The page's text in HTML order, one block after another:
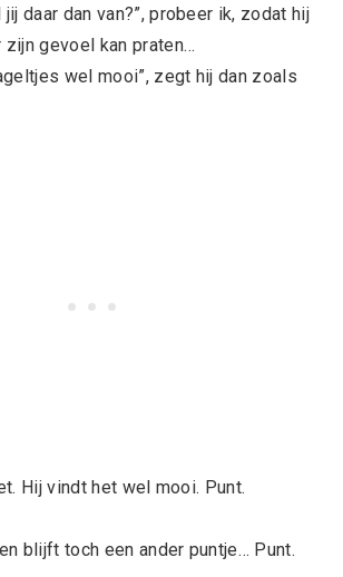
jij daar dan van?”, probeer ik, zodat hij
gevoel kan praten…
wel mooi”, zegt hij dan zoals
Hij vindt het wel mooi. Punt.
blijft toch een ander puntje… Punt.